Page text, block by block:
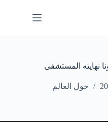
نهايته المستشفى
حول العالم